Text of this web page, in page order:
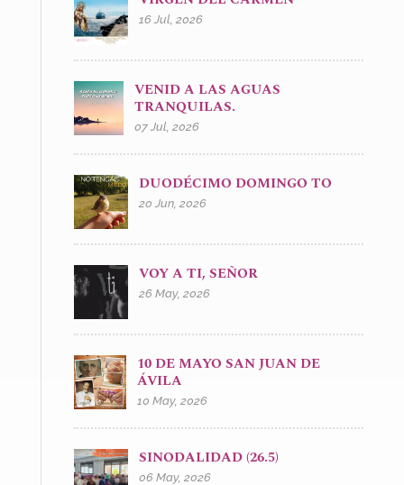
16 Jul, 2026
VENID A LAS AGUAS
TRANQUILAS.
07 Jul, 2026
DUODÉCIMO DOMINGO TO
20 Jun, 2026
VOY A TI, SEÑOR
26 May, 2026
10 DE MAYO SAN JUAN DE
ÁVILA
10 May, 2026
SINODALIDAD (26.5)
06 May, 2026